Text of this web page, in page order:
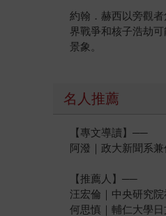
約翰．赫西以旁觀
界戰爭和核子浩劫
景象。
名人推薦
【專文導讀】──
阿潑｜政大新聞系
【推薦人】──
汪宏倫｜中央研究
何思慎｜輔仁大學